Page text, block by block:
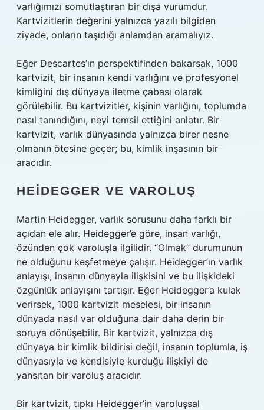
varlığımızı somutlaştıran bir dışa vurumdur.
Kartvizitlerin değerini yalnızca yazılı bilgiden
ziyade, onların taşıdığı anlamdan aramalıyız.
Eğer Descartes’ın perspektifinden bakarsak, 1000
kartvizit, bir insanın kendi varlığını ve profesyonel
kimliğini dış dünyaya iletme çabası olarak
görülebilir. Bu kartvizitler, kişinin varlığını, toplumda
nasıl tanındığını, neyi temsil ettiğini anlatır. Bir
kartvizit, varlık dünyasında yalnızca birer nesne
olmanın ötesine geçer; bu, kimlik inşasının bir
aracıdır.
HEIDEGGER VE VAROLUŞ
Martin Heidegger, varlık sorusunu daha farklı bir
açıdan ele alır. Heidegger’e göre, insan varlığı,
özünden çok varoluşla ilgilidir. “Olmak” durumunun
ne olduğunu keşfetmeye çalışır. Heidegger’ın varlık
anlayışı, insanın dünyayla ilişkisini ve bu ilişkideki
özgünlük anlayışını tartışır. Eğer Heidegger’a kulak
verirsek, 1000 kartvizit meselesi, bir insanın
dünyada nasıl var olduğuna dair daha derin bir
soruya dönüşebilir. Bir kartvizit, yalnızca dış
dünyaya bir kimlik bildirisi değil, insanın toplumla, iş
dünyasıyla ve kendisiyle kurduğu ilişkiyi de
yansıtan bir varoluş aracıdır.
Bir kartvizit, tıpkı Heidegger’in varoluşsal